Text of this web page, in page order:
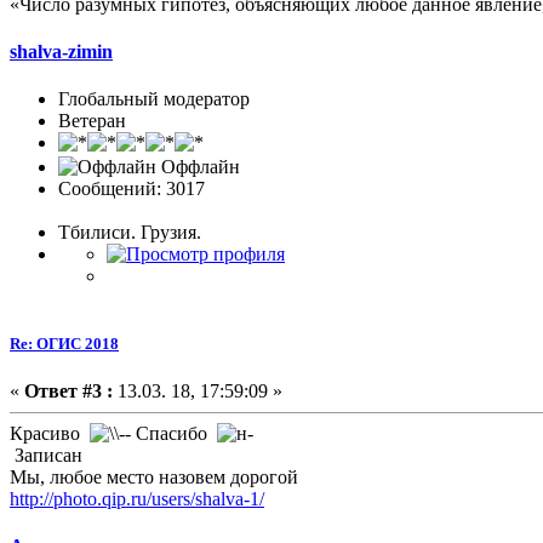
«Число разумных гипотез, объясняющих любое данное
shalva-zimin
Глобальный модератор
Ветеран
Оффлайн
Сообщений: 3017
Тбилиси. Грузия.
Re: ОГИС 2018
« Ответ #3 : 13.03. 18, 17:59:09 »
Красиво
Спасибо
Записан
Мы, любое место назовем дорогой
http://photo.qip.ru/users/shalva-1/